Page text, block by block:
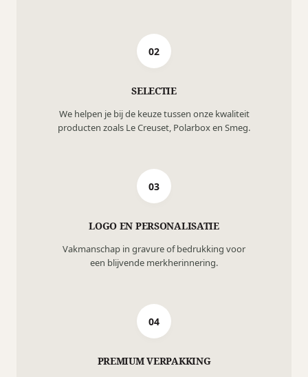
02
SELECTIE
We helpen je bij de keuze tussen onze kwaliteit
producten zoals Le Creuset, Polarbox en Smeg.
03
LOGO EN PERSONALISATIE
Vakmanschap in gravure of bedrukking voor
een blijvende merkherinnering.
04
PREMIUM VERPAKKING